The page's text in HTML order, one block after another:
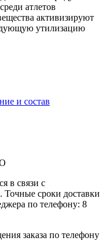
атлетов
активизируют
утилизацию
и состав
в связи с
Точные сроки доставки
по телефону: 8
заказа по телефону